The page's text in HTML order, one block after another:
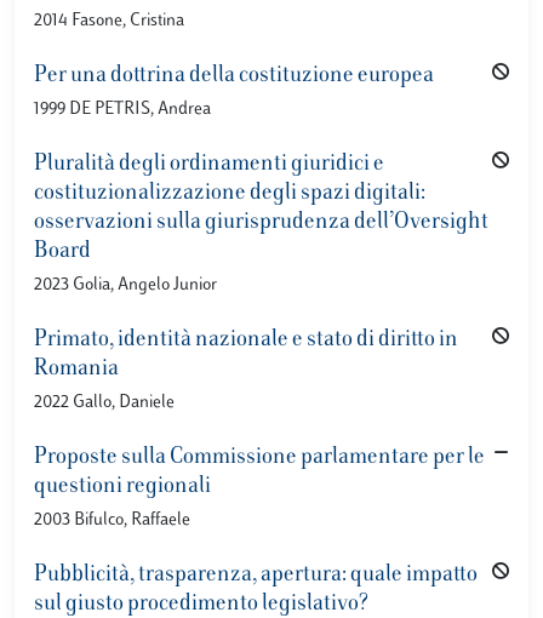
2014 Fasone, Cristina
Per una dottrina della costituzione europea
1999 DE PETRIS, Andrea
Pluralità degli ordinamenti giuridici e
costituzionalizzazione degli spazi digitali:
osservazioni sulla giurisprudenza dell’Oversight
Board
2023 Golia, Angelo Junior
Primato, identità nazionale e stato di diritto in
Romania
2022 Gallo, Daniele
Proposte sulla Commissione parlamentare per le
questioni regionali
2003 Bifulco, Raffaele
Pubblicità, trasparenza, apertura: quale impatto
sul giusto procedimento legislativo?